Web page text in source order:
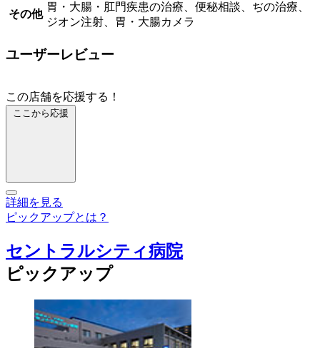
その他
胃・大腸・肛門疾患の治療、便秘相談、ぢの治療、
ジオン注射、胃・大腸カメラ
ユーザーレビュー
この店舗を応援する！
ここから応援
詳細を見る
ピックアップとは？
セントラルシティ病院
ピックアップ